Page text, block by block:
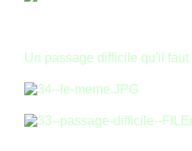
Un passage difficile qu'il faut